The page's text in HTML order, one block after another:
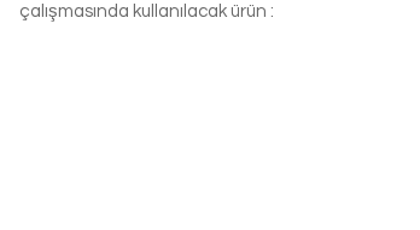
çalışmasında kullanılacak ürün :